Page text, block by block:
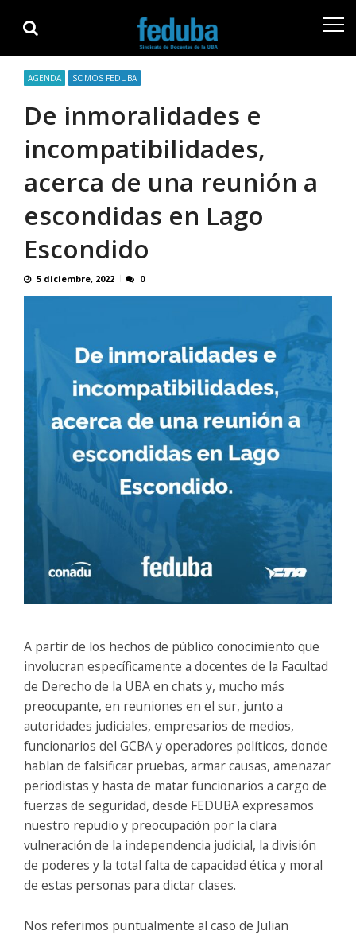
navigation
content
AGENDA SOMOS FEDUBA
De inmoralidades e
incompatibilidades,
acerca de una reunión a
escondidas en Lago
Escondido
5 diciembre, 2022 0
A partir de los hechos de público conocimiento que
involucran específicamente a docentes de la Facultad
de Derecho de la UBA en chats y, mucho más
preocupante, en reuniones en el sur, junto a
autoridades judiciales, empresarios de medios,
funcionarios del GCBA y operadores políticos, donde
hablan de falsificar pruebas, armar causas, amenazar
periodistas y hasta de matar funcionarios a cargo de
fuerzas de seguridad, desde FEDUBA expresamos
nuestro repudio y preocupación por la clara
vulneración de la independencia judicial, la división
de poderes y la total falta de capacidad ética y moral
de estas personas para dictar clases.
Nos referimos puntualmente al caso de Julian